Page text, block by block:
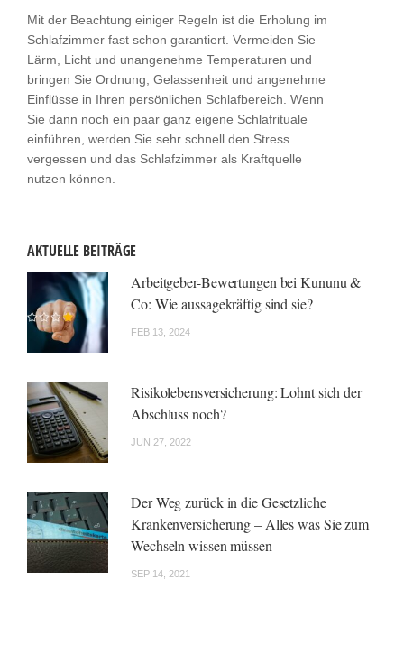
Mit der Beachtung einiger Regeln ist die Erholung im
Schlafzimmer fast schon garantiert. Vermeiden Sie
Lärm, Licht und unangenehme Temperaturen und
bringen Sie Ordnung, Gelassenheit und angenehme
Einflüsse in Ihren persönlichen Schlafbereich. Wenn
Sie dann noch ein paar ganz eigene Schlafrituale
einführen, werden Sie sehr schnell den Stress
vergessen und das Schlafzimmer als Kraftquelle
nutzen können.
AKTUELLE BEITRÄGE
Arbeitgeber-Bewertungen bei Kununu &
Co: Wie aussagekräftig sind sie?
FEB 13, 2024
Risikolebensversicherung: Lohnt sich der
Abschluss noch?
JUN 27, 2022
Der Weg zurück in die Gesetzliche
Krankenversicherung – Alles was Sie zum
Wechseln wissen müssen
SEP 14, 2021